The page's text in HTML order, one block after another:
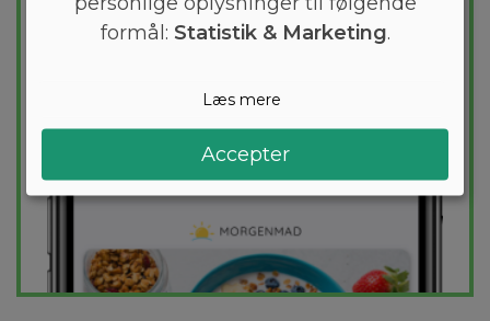
formål: Statistik & Marketing.
Læs mere
Accepter